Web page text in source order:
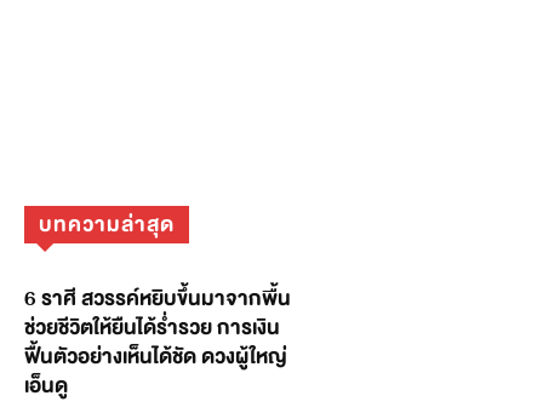
บทความล่าสุด
6 ราศี สวรรค์หยิบขึ้นมาจากพื้น
ช่วยชีวิตให้ยืนได้ร่ำรวย การเงิน
ฟื้นตัวอย่างเห็นได้ชัด ดวงผู้ใหญ่
เอ็นดู